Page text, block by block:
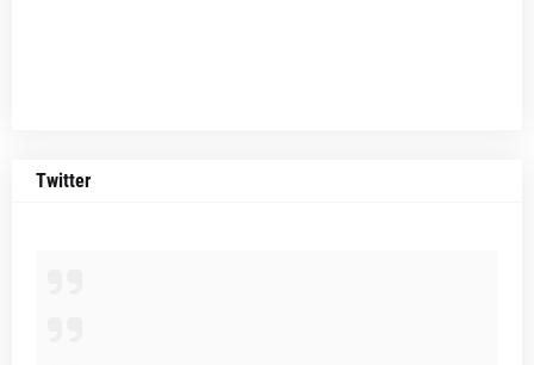
Twitter